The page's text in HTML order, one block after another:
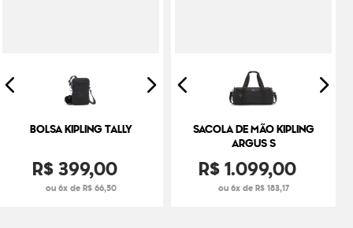
BOLSA KIPLING TALLY
R$399,00
ou 6x de R$ 66,50
SACOLA DE MÃO KIPLING
ARGUS S
R$1.099,00
ou 6x de R$ 183,17